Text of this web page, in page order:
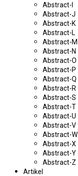
Abstract-I
Abstract-J
Abstract-K
Abstract-L
Abstract-M
Abstract-N
Abstract-O
Abstract-P
Abstract-Q
Abstract-R
Abstract-S
Abstract-T
Abstract-U
Abstract-V
Abstract-W
Abstract-X
Abstract-Y
Abstract-Z
Artikel